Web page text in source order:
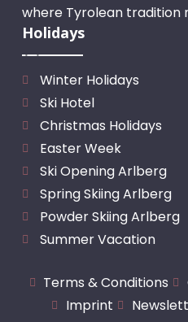
where Tyrolean
Holidays
Winter Holidays
Ski Hotel
Christmas Holidays
Easter Week
Ski Opening Arlberg
Spring Skiing Arlberg
Powder Skiing Arlberg
Summer Vacation
Terms & Conditions
Imprint